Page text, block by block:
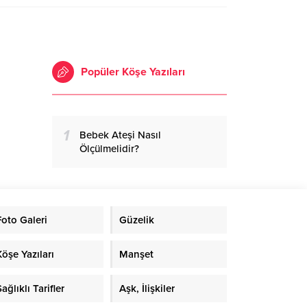
Popüler Köşe Yazıları
1
Bebek Ateşi Nasıl
Ölçülmelidir?
Galeri Güzelik
Yazıları Manşet
Tarifler Aşk, İlişkiler